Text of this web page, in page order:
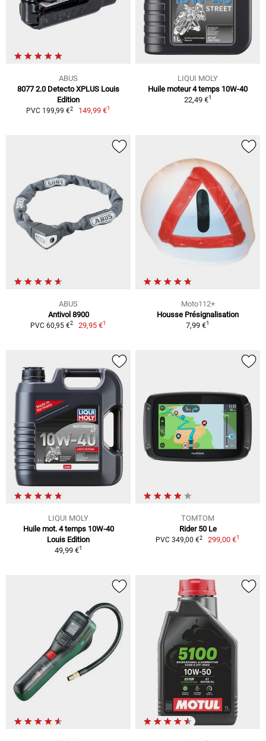
ABUS
8077 2.0 Detecto XPLUS Louis
Edition
PVC 199,99 €2 149,99 €1
LIQUI MOLY
Huile moteur 4 temps 10W-40
22,49 €1
ABUS
Antivol 8900
PVC 60,95 €2 29,95 €1
Moto112+
Housse Présignalisation
7,99 €1
LIQUI MOLY
Huile mot. 4 temps 10W-40
Louis Edition
49,99 €1
TOMTOM
Rider 50 Le
PVC 349,00 €2 299,00 €1